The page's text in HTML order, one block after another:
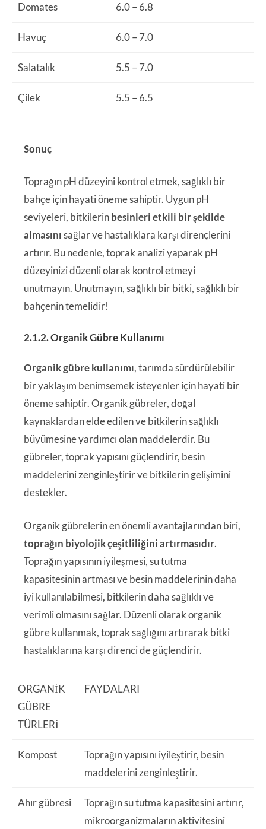
Domates 6.0 – 6.8
Havuç 6.0 – 7.0
Salatalık 5.5 – 7.0
Çilek 5.5 – 6.5
Sonuç
Toprağın pH düzeyini kontrol etmek, sağlıklı bir
bahçe için hayati öneme sahiptir. Uygun pH
seviyeleri, bitkilerinbesinleri etkili bir şekilde
almasınısağlar ve hastalıklara karşı dirençlerini
artırır. Bu nedenle, toprak analizi yaparak pH
düzeyinizi düzenli olarak kontrol etmeyi
unutmayın. Unutmayın, sağlıklı bir bitki, sağlıklı bir
bahçenin temelidir!
2.1.2. Organik Gübre Kullanımı
Organik gübre kullanımı, tarımda sürdürülebilir
bir yaklaşım benimsemek isteyenler için hayati bir
öneme sahiptir. Organik gübreler, doğal
kaynaklardan elde edilen ve bitkilerin sağlıklı
büyümesine yardımcı olan maddelerdir. Bu
gübreler, toprak yapısını güçlendirir, besin
maddelerini zenginleştirir ve bitkilerin gelişimini
destekler.
Organik gübrelerin en önemli avantajlarından biri,
toprağın biyolojik çeşitliliğini artırmasıdır.
Toprağın yapısının iyileşmesi, su tutma
kapasitesinin artması ve besin maddelerinin daha
iyi kullanılabilmesi, bitkilerin daha sağlıklı ve
verimli olmasını sağlar. Düzenli olarak organik
gübre kullanmak, toprak sağlığını artırarak bitki
hastalıklarına karşı direnci de güçlendirir.
ORGANIK
GÜBRE
TÜRLERI
FAYDALARI
Kompost
Toprağın yapısını iyileştirir, besin
maddelerini zenginleştirir.
Ahır gübresi
Toprağın su tutma kapasitesini artırır,
mikroorganizmaların aktivitesini